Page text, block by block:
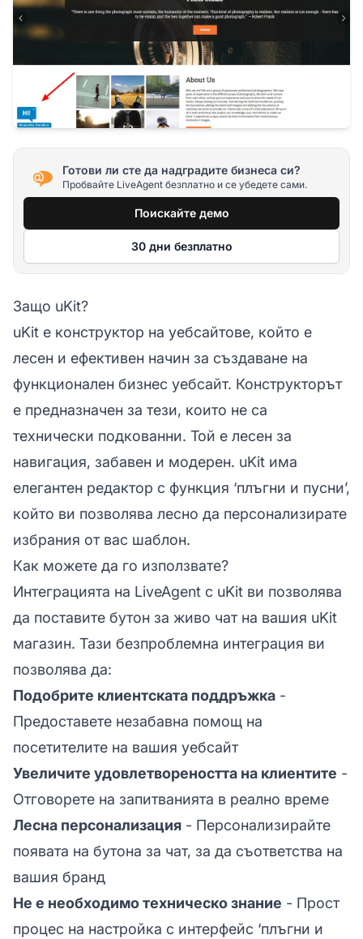
Готови ли сте да надградите бизнеса си?
Пробвайте LiveAgent безплатно и се убедете сами.
Поискайте демо
30 дни безплатно
Защо uKit?
uKit е конструктор на уебсайтове, който е
лесен и ефективен начин за създаване на
функционален бизнес уебсайт. Конструкторът
е предназначен за тези, които не са
технически подкованни. Той е лесен за
навигация, забавен и модерен. uKit има
елегантен редактор с функция ‘плъгни и пусни’,
който ви позволява лесно да персонализирате
избрания от вас шаблон.
Как можете да го използвате?
Интеграцията на LiveAgent с uKit ви позволява
да поставите бутон за живо чат на вашия uKit
магазин. Тази безпроблемна интеграция ви
позволява да:
Подобрите клиентската поддръжка -
Предоставете незабавна помощ на
посетителите на вашия уебсайт
Увеличите удовлетвореността на клиентите -
Отговорете на запитванията в реално време
Лесна персонализация - Персонализирайте
появата на бутона за чат, за да съответства на
вашия бранд
Не е необходимо техническо знание - Прост
процес на настройка с интерфейс ‘плъгни и